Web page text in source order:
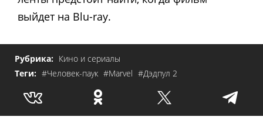
выйдет на Blu-ray.
Рубрика: Кино и сериалы
Теги: #Человек-паук #Marvel #Дэдпул 2